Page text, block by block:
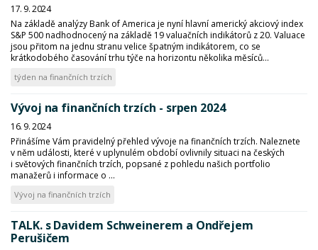
17. 9. 2024
Na základě analýzy Bank of America je nyní hlavní americký akciový index
S&P 500 nadhodnocený na základě 19 valuačních indikátorů z 20. Valuace
jsou přitom na jednu stranu velice špatným indikátorem, co se
krátkodobého časování trhu týče na horizontu několika měsíců...
týden na finančních trzích
Vývoj na finančních trzích - srpen 2024
16. 9. 2024
Přinášíme Vám pravidelný přehled vývoje na finančních trzích. Naleznete
v něm události, které v uplynulém období ovlivnily situaci na českých
i světových finančních trzích, popsané z pohledu našich portfolio
manažerů i informace o ...
Vývoj na finančních trzích
TALK. s Davidem Schweinerem a Ondřejem
Perušičem